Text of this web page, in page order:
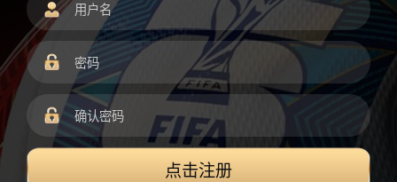
点击注册